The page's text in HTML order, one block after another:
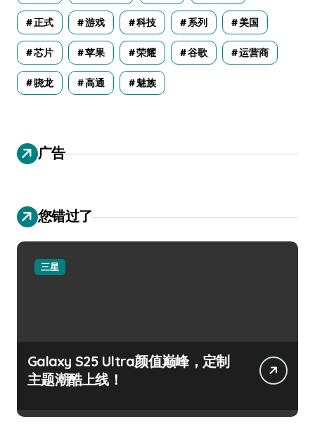
正式 游戏 科技 系列 美国
芯片 苹果 荣耀 谷歌 运营商
骁龙 高通 魅族
广告
您错过了
三星
Galaxy S25 Ultra颜值巅峰，定制
主题潮酷上线！